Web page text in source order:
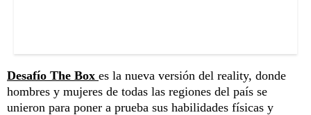
Desafío The Box es la nueva versión del reality, donde
hombres y mujeres de todas las regiones del país se
unieron para poner a prueba sus habilidades físicas y